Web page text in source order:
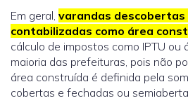
Em geral, varandas descobertas
contabilizadas como área
cálculo de impostos como IPTU ou
maioria das prefeituras, pois não
área construída é definida pela
cobertas e fechadas ou